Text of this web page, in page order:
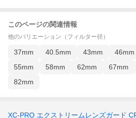
このページの関連情報
他のバリエーション（フィルター径）
37mm 40.5mm 43mm 46mm
55mm
58mm 62mm 67mm
82mm
XC-PRO エクストリームレンズガード